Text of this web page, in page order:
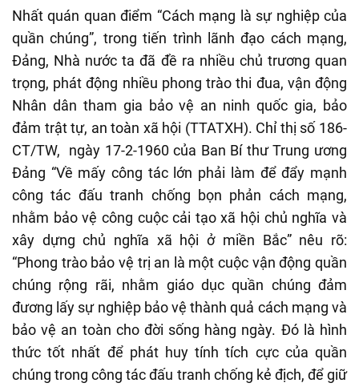
Nhất quán quan điểm “Cách mạng là sự nghiệp của
quần chúng”, trong tiến trình lãnh đạo cách mạng,
Đảng, Nhà nước ta đã đề ra nhiều chủ trương quan
trọng, phát động nhiều phong trào thi đua, vận động
Nhân dân tham gia bảo vệ an ninh quốc gia, bảo
đảm trật tự, an toàn xã hội (TTATXH). Chỉ thị số 186-
CT/TW, ngày 17-2-1960 của Ban Bí thư Trung ương
Đảng “Về mấy công tác lớn phải làm để đẩy mạnh
công tác đấu tranh chống bọn phản cách mạng,
nhằm bảo vệ công cuộc cải tạo xã hội chủ nghĩa và
xây dựng chủ nghĩa xã hội ở miền Bắc” nêu rõ:
“Phong trào bảo vệ trị an là một cuộc vận động quần
chúng rộng rãi, nhằm giáo dục quần chúng đảm
đương lấy sự nghiệp bảo vệ thành quả cách mạng và
bảo vệ an toàn cho đời sống hàng ngày. Đó là hình
thức tốt nhất để phát huy tính tích cực của quần
chúng trong công tác đấu tranh chống kẻ địch, để giữ